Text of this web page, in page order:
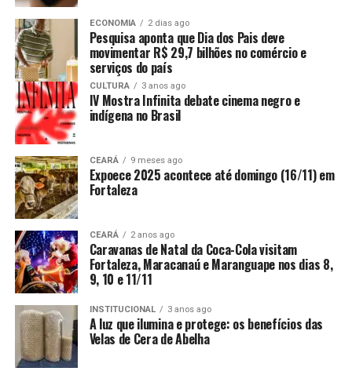
ECONOMIA 2 dias ago
Pesquisa aponta que Dia dos Pais deve
movimentar R$ 29,7 bilhões no comércio e
serviços do país
CULTURA 3 anos ago
IV Mostra Infinita debate cinema negro e
indígena no Brasil
CEARÁ 9 meses ago
Expoece 2025 acontece até domingo (16/11) em
Fortaleza
CEARÁ 2 anos ago
Caravanas de Natal da Coca-Cola visitam
Fortaleza, Maracanaú e Maranguape nos dias 8,
9, 10 e 11/11
INSTITUCIONAL 3 anos ago
A luz que ilumina e protege: os benefícios das
Velas de Cera de Abelha